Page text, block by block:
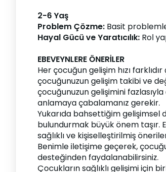
2-6 Yaş
Problem Çözme: Basit
Hayal Gücü ve Yaratıcılık: Rol
EBEVEYNLERE ÖNERİLER
Her çocuğun gelişim hızı
çocuğunuzun gelişim takibi ve
çocuğunuzun gelişimini
anlamaya çabalamanız gerekir.
Yukarıda bahsettiğim gelişimsel
bulundurmak büyük önem taşır.
sağlıklı ve kişiselleştirilmiş
Benimle iletişime geçerek,
desteğinden faydalanabilirsiniz.
Çocukların sağlıklı gelişimi için